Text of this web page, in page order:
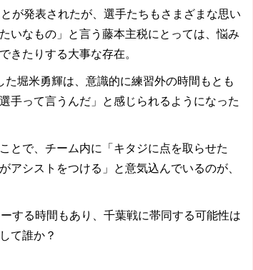
が発表されたが、選手たちもさまざまな思い
いなもの」と言う藤本主税にとっては、悩み
きたりする大事な存在。
堀米勇輝は、意識的に練習外の時間もとも
手って言うんだ」と感じられるようになった
とで、チーム内に「キタジに点を取らせた
アシストをつける」と意気込んでいるのが、
する時間もあり、千葉戦に帯同する可能性は
て誰か？